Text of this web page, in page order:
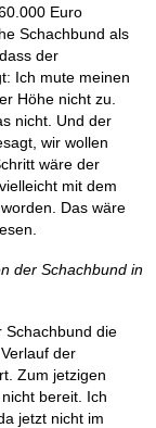
Euro
Schachbund als
der
Ich mute meinen
Höhe nicht zu.
nicht. Und der
wir wollen
wäre der
mit dem
Das wäre
der Schachbund in
Schachbund die
der
Zum jetzigen
bereit. Ich
jetzt nicht im